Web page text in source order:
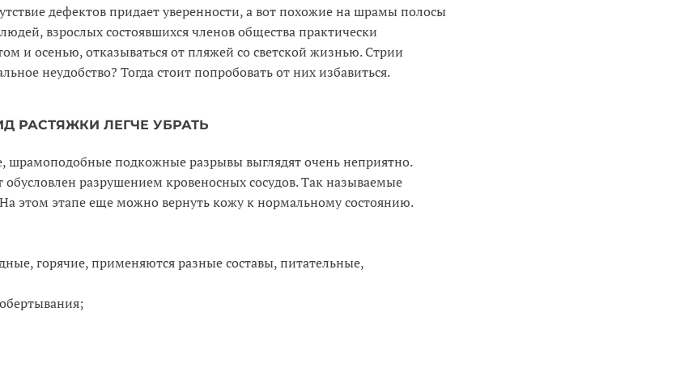
дефектов придает уверенности, а вот похожие на шрамы полосы
взрослых состоявшихся членов общества практически
и осенью, отказываться от пляжей со светской жизнью. Стрии
неудобство? Тогда стоит попробовать от них избавиться.
РАСТЯЖКИ ЛЕГЧЕ УБРАТЬ
подкожные разрывы выглядят очень неприятно.
разрушением кровеносных сосудов. Так называемые
этом этапе еще можно вернуть кожу к нормальному состоянию.
горячие, применяются разные составы, питательные,